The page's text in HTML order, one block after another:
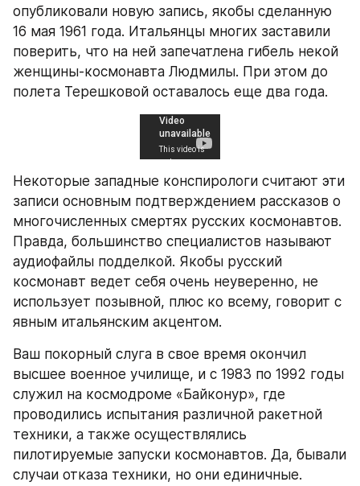
опубликовали новую запись, якобы сделанную
16 мая 1961 года. Итальянцы многих заставили
поверить, что на ней запечатлена гибель некой
женщины-космонавта Людмилы. При этом до
полета Терешковой оставалось еще два года.
Некоторые западные конспирологи считают эти
записи основным подтверждением рассказов о
многочисленных смертях русских космонавтов.
Правда, большинство специалистов называют
аудиофайлы подделкой. Якобы русский
космонавт ведет себя очень неуверенно, не
использует позывной, плюс ко всему, говорит с
явным итальянским акцентом.
Ваш покорный слуга в свое время окончил
высшее военное училище, и с 1983 по 1992 годы
служил на космодроме «Байконур», где
проводились испытания различной ракетной
техники, а также осуществлялись
пилотируемые запуски космонавтов. Да, бывали
случаи отказа техники, но они единичные.